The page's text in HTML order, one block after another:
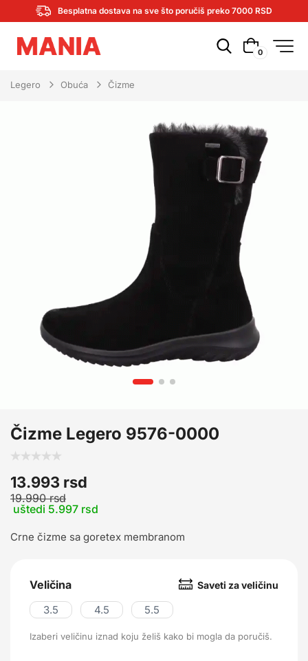
Besplatna dostava na sve što poručiš preko 7000 RSD
0
Legero Obuća Čizme
Čizme Legero 9576-0000
13.993 rsd
19.990rsd
uštedi 5.997 rsd
Crne čizme sa goretex membranom
Veličina Saveti za veličinu
3.5 4.5 5.5
Izaberi veličinu iznad koju želiš kako bi mogla da poručiš.